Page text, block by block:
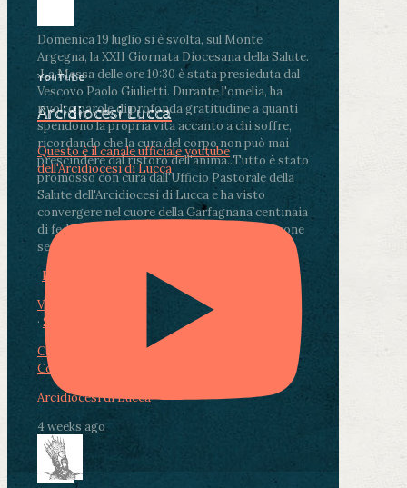
Domenica 19 luglio si è svolta, sul Monte
Argegna, la XXII Giornata Diocesana della Salute.
.La Messa delle ore 10:30 è stata presieduta dal
Vescovo Paolo Giulietti. Durante l'omelia, ha
rivolto parole di profonda gratitudine a quanti
spendono la propria vita accanto a chi soffre,
ricordando che la cura del corpo non può mai
prescindere dal ristoro dell'anima..Tutto è stato
promosso con cura dall'Ufficio Pastorale della
Salute dell'Arcidiocesi di Lucca e ha visto
convergere nel cuore della Garfagnana centinaia
di fedeli, operatori sanitari, volontari e persone
segnate dalla malattia.
Photo
View on Facebook
· Share
Condividi su Facebook
Condividi su LinkedIn
Arcidiocesi di Lucca
4 weeks ago
YouTube
Arcidiocesi Lucca
Questo è il canale ufficiale youtube
dell'Arcidiocesi di Lucca